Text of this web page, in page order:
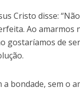
Cristo disse:
Ao
gostaríamos de
a bondade, sem o